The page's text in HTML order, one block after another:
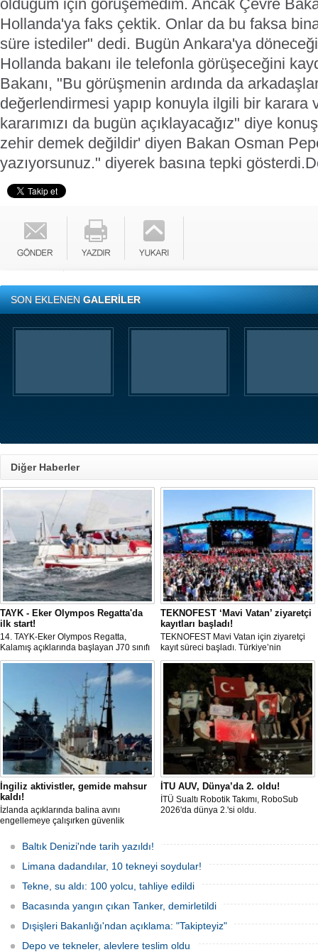
olduğum için görüşemedim. Ancak Çevre
Hollanda'ya faks çektik. Onlar da bu faksa
süre istediler" dedi. Bugün Ankara'ya
Hollanda bakanı ile telefonla görüşeceğini
Bakanı, "Bu görüşmenin ardında da
değerlendirmesi yapıp konuyla ilgili bir karara
kararımızı da bugün açıklayacağız" diye
zehir demek değildir' diyen Bakan Osman
yazıyorsunuz." diyerek basına tepki gösterdi.
SON EKLENENGALERİLER
Diğer Haberler
TAYK - Eker Olympos Regatta'da
ilk start!
14. TAYK-Eker Olympos Regatta,
Kalamış açıklarında başlayan J70 sınıfı
yarışlarıyla ilk startını verdi. İstanbul'u 10
gün boyunca yelken coşkusuyla
buluşturacak organizasyonun ilk
gününde 9 tekne rüzgârla buluştu.
TEKNOFEST ‘Mavi Vatan’ ziyaretçi
kayıtları başladı!
TEKNOFEST Mavi Vatan için ziyaretçi
kayıt süreci başladı. Türkiye’nin
denizcilik ve savunma teknolojilerine
odaklanan etkinliği, 20-23 Ağustos
tarihleri arasında Gölcük Tersanesi
Komutanlığı’nda gerçekleştirilecek.
İngiliz aktivistler, gemide mahsur
kaldı!
İzlanda açıklarında balina avını
engellemeye çalışırken güvenlik
protesto gemisindeki 21 çevre aktivisti,
günlerdir gemiden çıkmalarına izin
verilmediğini ve temel haklarının ihlal
edildiğini öne sürdü. Mürettebatta iki
Britanyalı aktivist de bulunuyor.
İTU AUV, Dünya’da 2. oldu!
İTÜ Sualtı Robotik Takımı, RoboSub
2026'da dünya 2.'si oldu.
Baltık Denizi'nde tarih yazıldı!
Limana dadandılar, 10 tekneyi soydular!
Tekne, su aldı: 100 yolcu, tahliye edildi
Bacasında yangın çıkan Tanker, demirletildi
Dışişleri Bakanlığı'ndan açıklama: "Takipteyiz"
Depo ve tekneler, alevlere teslim oldu